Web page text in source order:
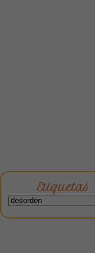
Etiquetas